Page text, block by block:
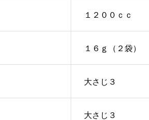
１２００ｃｃ
１６ｇ（２袋）
大さじ３
大さじ３